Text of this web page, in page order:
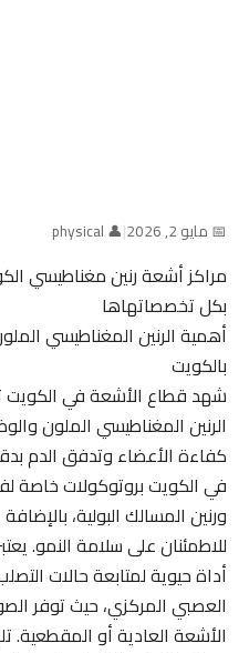
📅 مايو 2, 2026 |
👤 physical
بكل تخصصاتهاها
أهمية الرنين المغناطيسي
بالكويت
شهد قطاع الأشعة في الكويت
الرنين المغناطيسي الملون
كفاءة الأعضاء وتدفق الدم
في الكويت بروتوكولات خاصة
ورنين المسالك البولية، بالإضافة
للاطمئنان على سلامة النمو.
العصبي المركزي، حيث توفر
الأشعة العادية أو المقطعية.